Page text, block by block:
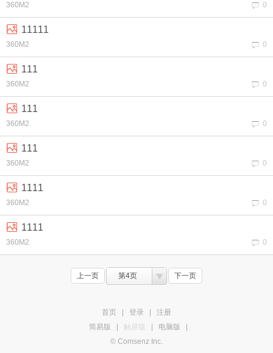
0
360M2
0
11111
360M2
0
111
360M2
0
111
360M2
0
111
360M2
0
1111
360M2
0
1111
360M2
上一页 第4页 下一页
首页 登录
注册
简易版
触屏版 电脑版
© Comsenz Inc.